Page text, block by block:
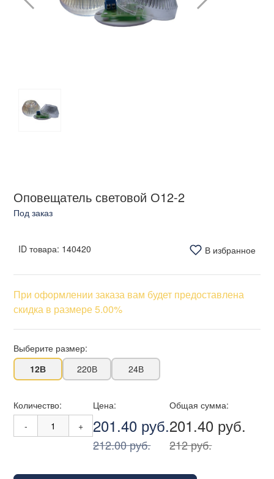
Оповещатель световой О12-2
Под заказ
ID товара: 140420 В избранное
При оформлении заказа вам будет предоставлена
скидка в размере 5.00%
Выберите размер:
12В
220В 24В
Количество:
-
+
Цена:
201.40 руб.
212.00 руб.
Общая сумма:
201.40 руб.
212 руб.